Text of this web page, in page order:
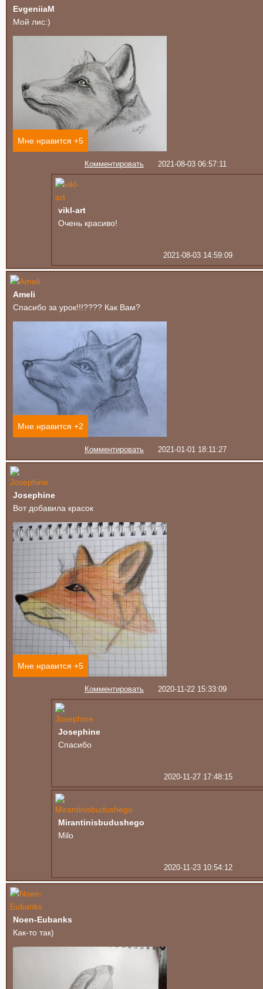
EvgeniiaM
Мой лис:)
Мне нравится +5
Комментировать 2021-08-03 06:57:11
vikl-art
Очень красиво!
2021-08-03 14:59:09
Ameli
Спасибо за урок!!!???? Как Вам?
Мне нравится +2
Комментировать 2021-01-01 18:11:27
Josephine
Вот добавила красок
Мне нравится +5
Комментировать 2020-11-22 15:33:09
Josephine
Спасибо
2020-11-27 17:48:15
Mirantinisbudushego
Milo
2020-11-23 10:54:12
Noen-Eubanks
Как-то так)